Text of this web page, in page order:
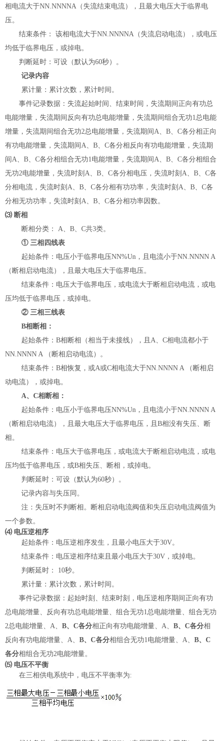
相电流大于NN.NNNNA （失流结束电流），且最大电压大于临界电
压。
结束条件： 该相电流大于NN.NNNNA （失流启动电流），或电压
均低于临界电压，或掉电。
判断延时：可设（默认为60秒）。
记录内容
累计量：累计次数，累计时间。
事件记录数据：失流起始时间、结束时间，失流期间正向有功总
电能增量，失流期间反向有功总电能增量，失流期间组合无功1 总电能
增量，失流期间组合无功2总电能增量，失流期间A B C各分相正向
有功电能增量，失流期间A B C各分相反向有功电能增量，失流期
间A B C各分相组合无功1 电能增量，失流期间A B C各分相组合
无功2电能增量，失流时刻 A B C各分相电压，失流时刻 A B C各
分相电流，失流时刻 A B C各分相有功功率，失流时刻 A B C各
分相无功功率，失流时刻 A B C各分相功率因数。
⑶断相
断相分类：
A B C共3类。
① 三相四线表
起始条件：电压小于临界电压NN%Un ，且电流小于NN.NNNN A
（断相启动电流），且最大电压大于临界电压。
结束条件：电压大于临界电压，或电流大于断相启动电流，或电
压均低于临界电压，或掉电。
② 三相三线表
B相断相：
起始条件： B相断相（相当于未接线），且 A C相电流都小于
NN.NNNN A
（断相启动电流）。
结束条件： B相恢复，或A或C相电流大于NN.NNNN A
（断相启
动电流），或掉电。
A、 C相断相：
起始条件：电压小于临界电压NN%Un ，且电流小于NN.NNNN A
（断相启动电流），且最大电压大于临界电压，且 B相没有失压、断
相。
结束条件：电压大于临界电压，或电流大于断相启动电流，或电
压均低于临界电压，或B相失压、断相，或掉电。
判断延时：可设（默认为60秒）。
记录内容与失压同。
注：失压时不判断相。断相启动电流阀值和失压启动电流阀值为
一个参数。
⑷电压逆相序
起始条件：电压逆相序发生，且最小电压大于30V。
结束条件：电压逆相序结束且最小电压大于30V ，或掉电。
判断延时：
10秒。
累计量：累计次数，累计时间。
事件记录数据： 起始时刻、结束时刻，电压逆相序期间正向有功
总电能增量、反向有功总电能增量、组合无功1 总电能增量、组合无功
2总电能增量、 A B、 C各分相正向有功电能增量、 A B、 C各分相
反向有功电能增量、 A B、 C各分相组合无功1 电能增量、 A B、 C
各分相组合无功2电能增量。
⑸电压不平衡
在三相供电系统中，电压不平衡率为: